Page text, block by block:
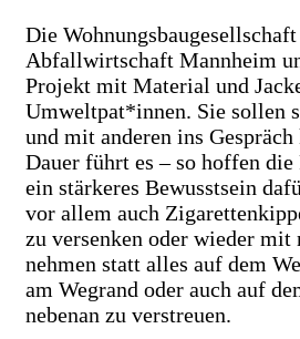
Die
Abfallwirtschaft Mannheim
Projekt mit Material und
Umweltpat*innen. Sie sollen
und mit anderen ins
Dauer führt es – so hoffen die
ein stärkeres Bewusstsein
vor allem auch
zu versenken oder wieder mit
nehmen statt alles auf dem
am Wegrand oder auch auf
nebenan zu verstreuen.